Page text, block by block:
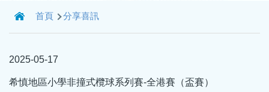
導
航
首頁 分享喜訊
2025-05-17
希慎地區小學非撞式欖球系列賽-全港賽（盃賽）